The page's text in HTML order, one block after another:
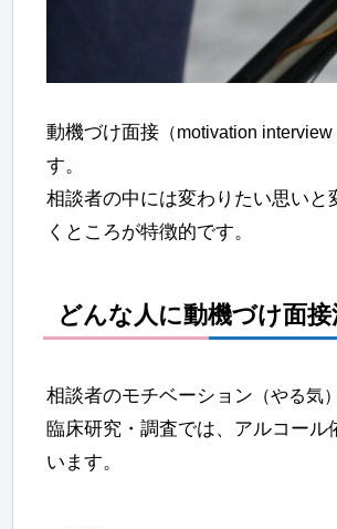
動機づけ面接 （motivation interview
す。
相談者の中には変わりたい思い
くところが特徴的です。
どんな人に動機づけ面
相談者のモチベーション （やる気）
臨床研究・調査では、アルコー
います。